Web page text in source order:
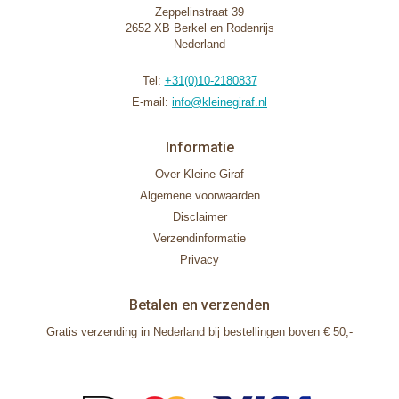
Zeppelinstraat 39
2652 XB Berkel en Rodenrijs
Nederland
Tel: +31(0)10-2180837
E-mail: info@kleinegiraf.nl
Informatie
Over Kleine Giraf
Algemene voorwaarden
Disclaimer
Verzendinformatie
Privacy
Betalen en verzenden
Gratis verzending in Nederland bij bestellingen boven € 50,-